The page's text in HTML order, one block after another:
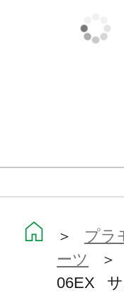
＞ プラ
ーツ
＞
06EX サ